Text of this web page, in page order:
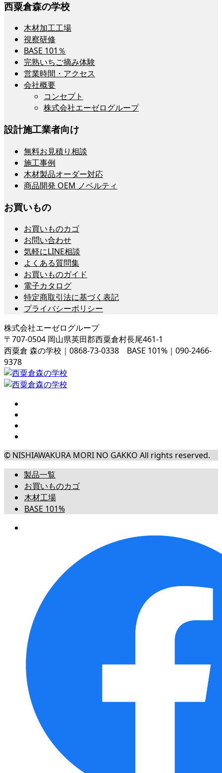
西粟倉森の学校
木材加工工場
視察研修
BASE 101％
完熟いちご摘み体験
営業時間・アクセス
会社概要
コンセプト
株式会社エーゼログループ
設計施工業者向け
無料お見積り相談
施工事例
木材製品オーダー対応
商品開発 OEM ノベルティ
お買いもの
お買いものカゴ
お問い合わせ
気軽にLINE相談
よくある質問集
お買いものガイド
電子カタログ
特定商取引法に基づく表記
プライバシーポリシー
株式会社エーゼログループ
〒707-0504 岡山県英田郡西粟倉村長尾461-1
西粟倉 森の学校｜0868-73-0338 BASE 101%｜090-2466-
9378
© NISHIAWAKURA MORI NO GAKKO All rights reserved.
製品一覧
お買いものカゴ
木材工場
BASE 101%